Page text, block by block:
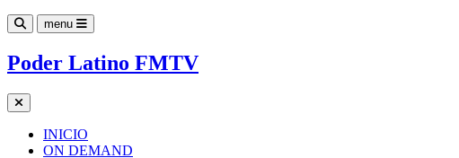
menu
Poder Latino FMTV
INICIO
ON DEMAND